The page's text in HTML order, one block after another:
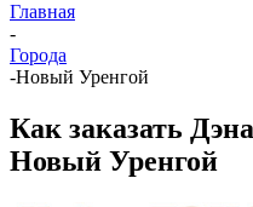
Главная
-
Города
-Новый Уренгой
Как заказать
Новый Уренгой